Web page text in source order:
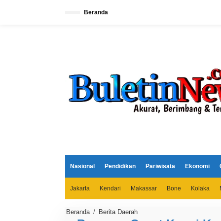
Beranda
Nasional Pendidikan Pariwisata Ekonomi
Jakarta Kendari Makassar Bone Kolaka
Beranda / Berita Daerah
e